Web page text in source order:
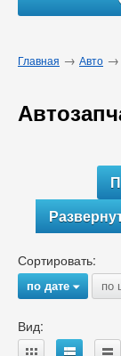
Главная → Авто →
Сортировать:
по дате{ по
Вид: